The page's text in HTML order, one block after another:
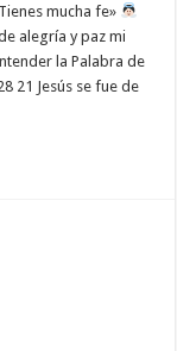
mucha fe»
alegría y paz mi
la Palabra de
21 Jesús se fue de